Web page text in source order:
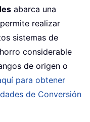
abarca una
realizar
sistemas de
considerable
de origen o
para obtener
de Conversión